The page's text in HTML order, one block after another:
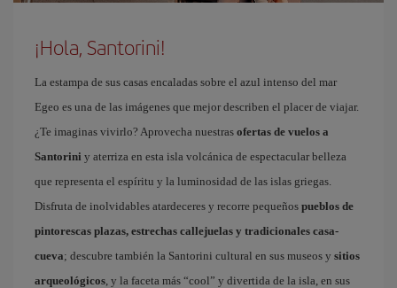
¡Hola, Santorini!
La estampa de sus casas encaladas sobre el azul intenso del mar
Egeo es una de las imágenes que mejor describen el placer de viajar.
¿Te imaginas vivirlo? Aprovecha nuestras ofertas de vuelos a
Santorini y aterriza en esta isla volcánica de espectacular belleza
que representa el espíritu y la luminosidad de las islas griegas.
Disfruta de inolvidables atardeceres y recorre pequeños pueblos de
pintorescas plazas, estrechas callejuelas y tradicionales casa-
cueva; descubre también la Santorini cultural en sus museos y sitios
arqueológicos, y la faceta más “cool” y divertida de la isla, en sus